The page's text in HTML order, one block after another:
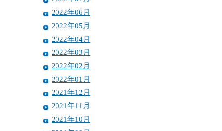
2022年06月
2022年05月
2022年04月
2022年03月
2022年02月
2022年01月
2021年12月
2021年11月
2021年10月